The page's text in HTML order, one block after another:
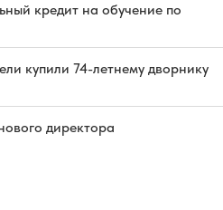
кредит на обучение по
купили 74-летнему дворнику
директора